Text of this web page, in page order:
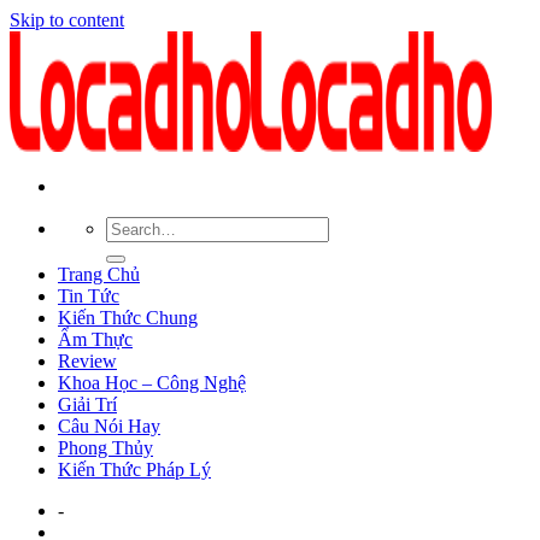
Skip to content
Trang Chủ
Tin Tức
Kiến Thức Chung
Ẩm Thực
Review
Khoa Học – Công Nghệ
Giải Trí
Câu Nói Hay
Phong Thủy
Kiến Thức Pháp Lý
-